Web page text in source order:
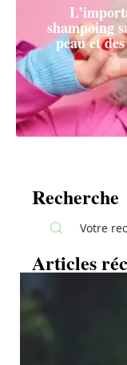
shampoing
peau et
Recherche
Articles